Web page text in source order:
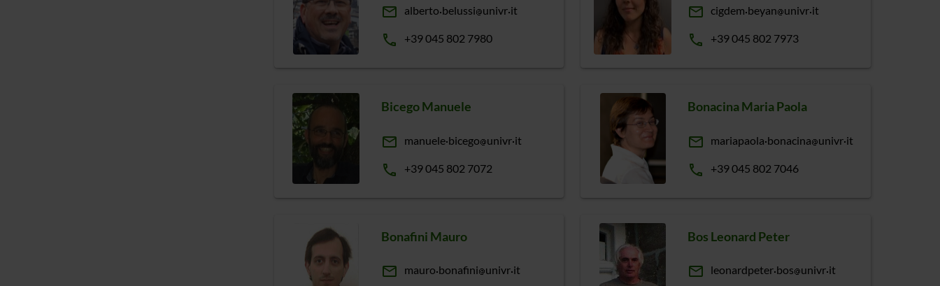
email alberto belussi univr it
phone +39 045 802 7980
email cigdem beyan univr it
phone +39 045 802 7973
Bicego Manuele
email manuele bicego univr it
phone +39 045 802 7072
Bonacina Maria Paola
email mariapaola bonacina univr it
phone +39 045 802 7046
Bonafini Mauro
email mauro bonafini univr it
Bos Leonard Peter
email leonardpeter bos univr it